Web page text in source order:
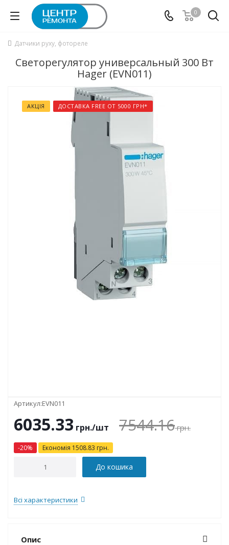
0
Датчики руху, фотореле
Светорегулятор универсальный 300 Вт
Hager (EVN011)
АКЦІЯ ДОСТАВКА FREE ОТ 5000 ГРН*
Артикул:EVN011
6035.33 грн./шт 7544.16грн.
-20% Економія 1508.83 грн.
До кошика
Всі характеристики
Опис